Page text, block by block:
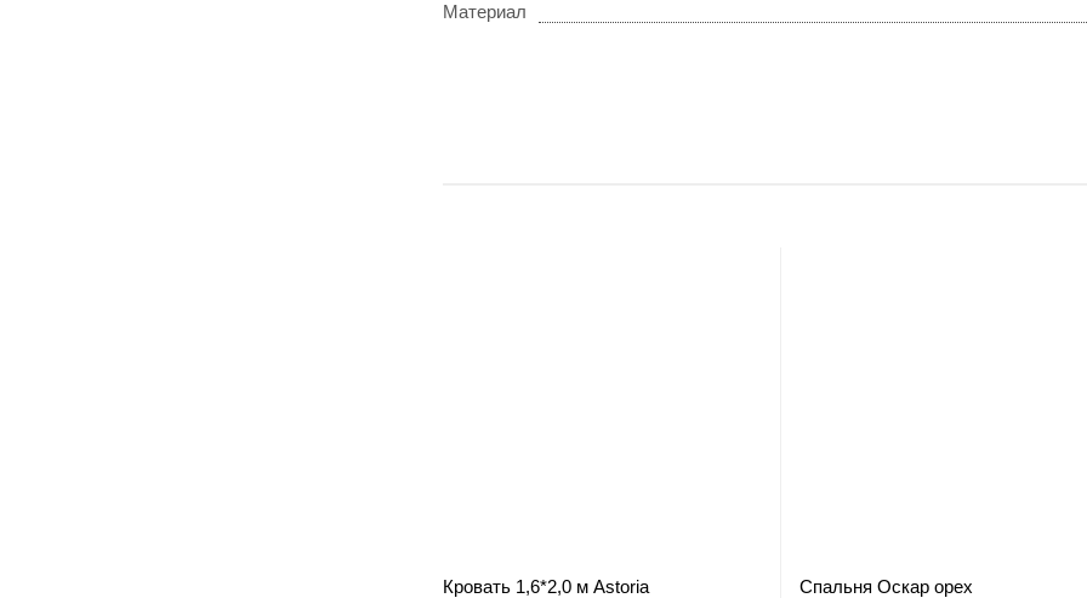
Материал
Кровать 1,6*2,0 м Astoria Спальня Оскар орех